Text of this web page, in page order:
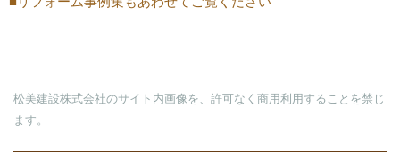
松美建設株式会社のサイト内画像を、許可なく商用利用することを禁じ
ます。